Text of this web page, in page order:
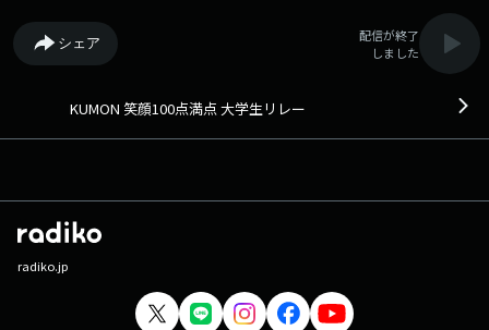
シェア
配信が終了
しました
KUMON 笑顔100点満点 大学生リレー
radiko.jp